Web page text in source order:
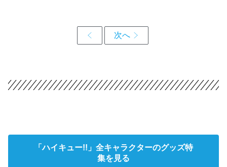
「ハイキュー!!」全キャラクターのグッズ特
集を見る